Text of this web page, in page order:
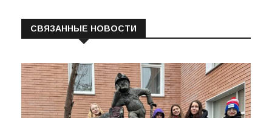
СВЯЗАННЫЕ НОВОСТИ